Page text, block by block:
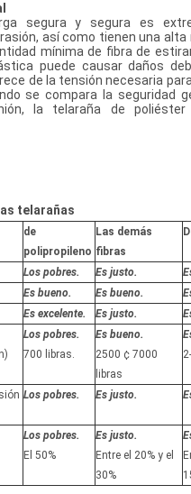
segura y segura es
así como tienen una
mínima de fibra de
puede causar daños
de la tensión necesaria
se compara la seguridad
la telaraña de
telarañas
de
polipropileno
Las demás
fibras
Los pobres. Es justo.
Es bueno. Es bueno.
Es excelente. Es justo.
Los pobres.
700 libras.
Es bueno.
2500 ¢ 7000
libras
Los pobres. Es justo.
Los pobres.
El 50%
Es justo.
Entre el 20% y el
30%